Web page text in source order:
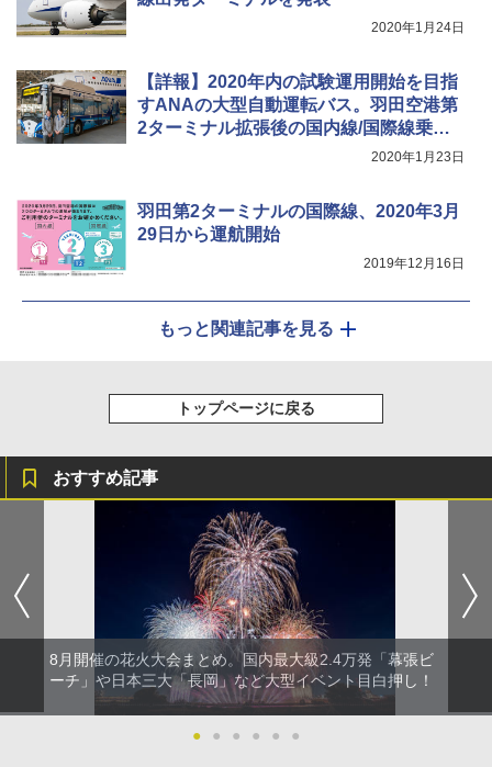
￥1,180
2020年1月24日
【詳報】2020年内の試験運用開始を目指
すANAの大型自動運転バス。羽田空港第
2ターミナル拡張後の国内線/国際線乗り
2020年1月23日
羽田第2ターミナルの国際線、2020年3月
29日から運航開始
2019年12月16日
もっと関連記事を見る
トップページに戻る
おすすめ記事
8月開催の花火大会まとめ。国内最大級2.4万発「幕張ビ
ーチ」や日本三大「長岡」など大型イベント目白押し！
● ● ● ● ● ●